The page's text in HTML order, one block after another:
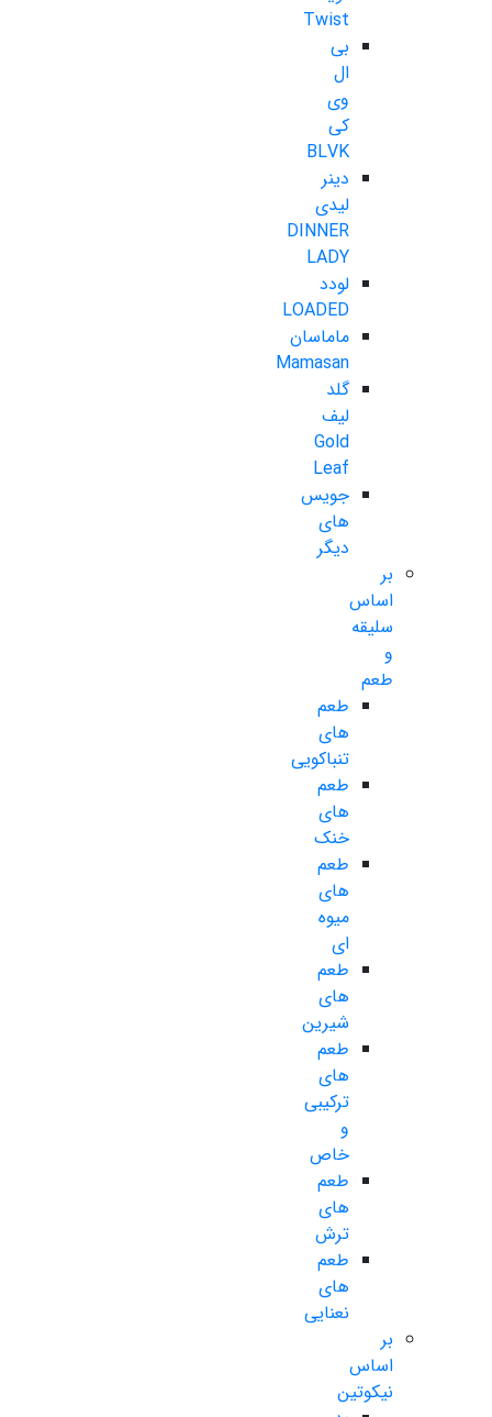
Twist
بی
ال
وی
کی
BLVK
دینر
لیدی
DINNER
LADY
لودد
LOADED
ماماسان
Mamasan
گلد
لیف
Gold
Leaf
جویس
های
دیگر
بر
اساس
سلیقه
و
طعم
طعم
های
تنباکویی
طعم
های
خنک
طعم
های
میوه
ای
طعم
های
شیرین
طعم
های
ترکیبی
و
خاص
طعم
های
ترش
طعم
های
نعنایی
بر
اساس
نیکوتین